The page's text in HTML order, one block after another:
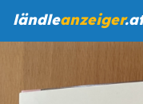
ländleanzeiger.at